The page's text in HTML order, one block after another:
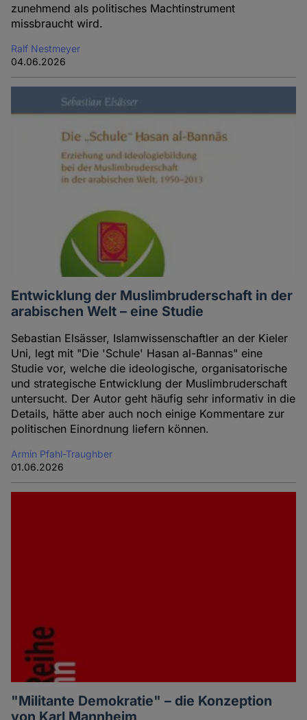
zunehmend als politisches Machtinstrument
missbraucht wird.
Ralf Nestmeyer
04.06.2026
Entwicklung der Muslimbruderschaft in der
arabischen Welt – eine Studie
Sebastian Elsässer, Islamwissenschaftler an der Kieler
Uni, legt mit "Die 'Schule' Hasan al-Bannas" eine
Studie vor, welche die ideologische, organisatorische
und strategische Entwicklung der Muslimbruderschaft
untersucht. Der Autor geht häufig sehr informativ in die
Details, hätte aber auch noch einige Kommentare zur
politischen Einordnung liefern können.
Armin Pfahl-Traughber
01.06.2026
"Militante Demokratie" – die Konzeption
von Karl Mannheim